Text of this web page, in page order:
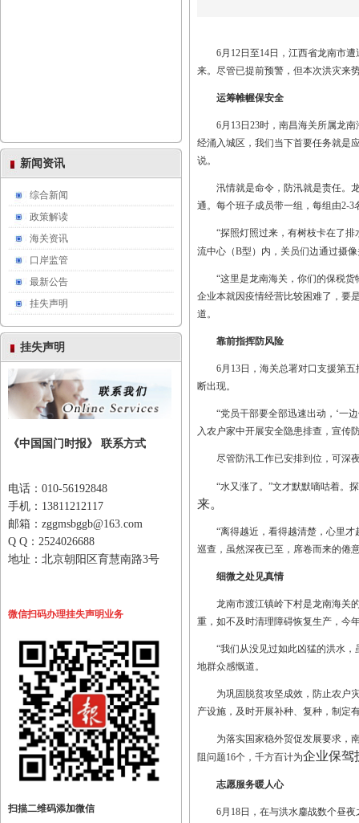
新闻资讯
综合新闻
政策解读
海关资讯
口岸监管
最新公告
挂失声明
挂失声明
《中国国门时报》 联系方式
电话：010-56192848
手机：13811212117
邮箱：zggmsbggb@163.com
Q Q：2524026688
地址：北京朝阳区育慧南路3号
微信扫码办理挂失声明业务
扫描二维码添加微信
6月12日至14日，江西省龙南市
来。尽管已提前预警，但本次洪灾来
运筹帷幄保安全
6月13日23时，南昌海关所属龙
经涌入城区，我们当下首要任务就是
说。
汛情就是命令，防汛就是责任。
通。每个班子成员带一组，每组由2-3
“探照灯照过来，有树枝卡在了
流中心（B型）内，关员们边通过摄
“这里是龙南海关，你们的保税
企业本就因疫情经营比较困难了，要
道。
靠前指挥防风险
6月13日，海关总署对口支援第
断出现。
“党员干部要全部迅速出动，‘一
入农户家中开展安全隐患排查，宣传
尽管防汛工作已安排到位，可深
“水又涨了。”文才默默嘀咕着。
来。
“离得越近，看得越清楚，心里
巡查，虽然深夜已至，席卷而来的倦
细微之处见真情
龙南市渡江镇岭下村是龙南海关
重，如不及时清理障碍恢复生产，今
“我们从没见过如此凶猛的洪水
地群众感慨道。
为巩固脱贫攻坚成效，防止农户
产设施，及时开展补种、复种，制定
为落实国家稳外贸促发展要求，
阻问题16个，千方百计为企业保驾
志愿服务暖人心
6月18日，在与洪水鏖战数个昼